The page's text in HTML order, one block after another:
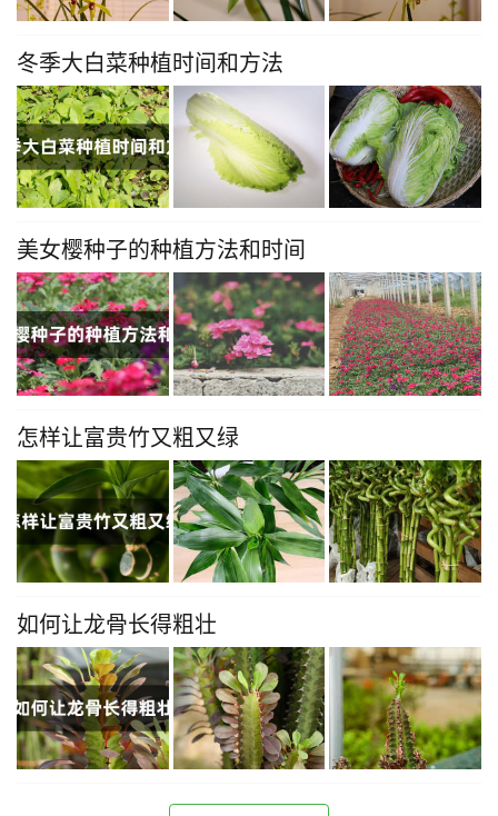
冬季大白菜种植时间和方法
美女樱种子的种植方法和时间
怎样让富贵竹又粗又绿
如何让龙骨长得粗壮